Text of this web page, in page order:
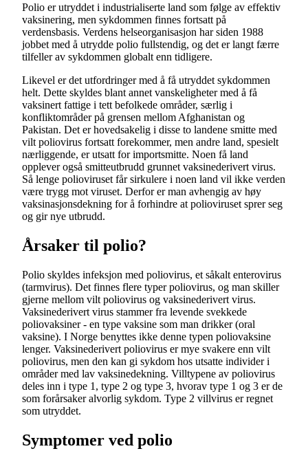
Polio er utryddet i industrialiserte land som følge av effektiv
vaksinering, men sykdommen finnes fortsatt på
verdensbasis. Verdens helseorganisasjon har siden 1988
jobbet med å utrydde polio fullstendig, og det er langt færre
tilfeller av sykdommen globalt enn tidligere.
Likevel er det utfordringer med å få utryddet sykdommen
helt. Dette skyldes blant annet vanskeligheter med å få
vaksinert fattige i tett befolkede områder, særlig i
konfliktområder på grensen mellom Afghanistan og
Pakistan. Det er hovedsakelig i disse to landene smitte med
vilt poliovirus fortsatt forekommer, men andre land, spesielt
nærliggende, er utsatt for importsmitte. Noen få land
opplever også smitteutbrudd grunnet vaksinederivert virus.
Så lenge polioviruset får sirkulere i noen land vil ikke verden
være trygg mot viruset. Derfor er man avhengig av høy
vaksinasjonsdekning for å forhindre at polioviruset sprer seg
og gir nye utbrudd.
Årsaker til polio?
Polio skyldes infeksjon med poliovirus, et såkalt enterovirus
(tarmvirus). Det finnes flere typer poliovirus, og man skiller
gjerne mellom vilt poliovirus og vaksinederivert virus.
Vaksinederivert virus stammer fra levende svekkede
poliovaksiner - en type vaksine som man drikker (oral
vaksine). I Norge benyttes ikke denne typen poliovaksine
lenger. Vaksinederivert poliovirus er mye svakere enn vilt
poliovirus, men den kan gi sykdom hos utsatte individer i
områder med lav vaksinedekning. Villtypene av poliovirus
deles inn i type 1, type 2 og type 3, hvorav type 1 og 3 er de
som forårsaker alvorlig sykdom. Type 2 villvirus er regnet
som utryddet.
Symptomer ved polio